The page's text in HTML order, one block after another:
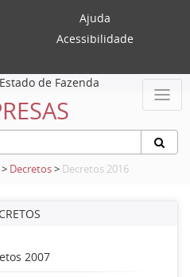
Ajuda
Acessibilidade
de Fazenda
> Decretos> Decretos 2016
2007